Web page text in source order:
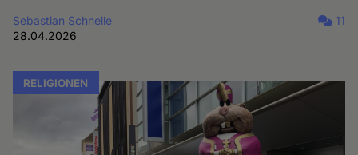
Sebastian Schnelle
28.04.2026
11
RELIGIONEN